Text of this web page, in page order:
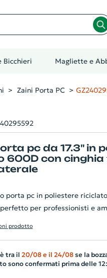
Bicchieri Magliette e
Zaini Porta PC
pc da 17.3" in
600D con cinghia
porta pc in poliestere
per professionisti e
e una laterale per una
da cinghie di compressione,
prodotto
tra il 20/08 e il 24/08se la
sono confermati prima delle